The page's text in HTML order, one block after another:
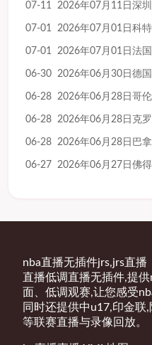
nba直播无插件jrs,jrs直
直播低调直播无插件,提
面、低调观赛,让您感受
同时还提供中u17,印金联
等联赛直播与录像回放。